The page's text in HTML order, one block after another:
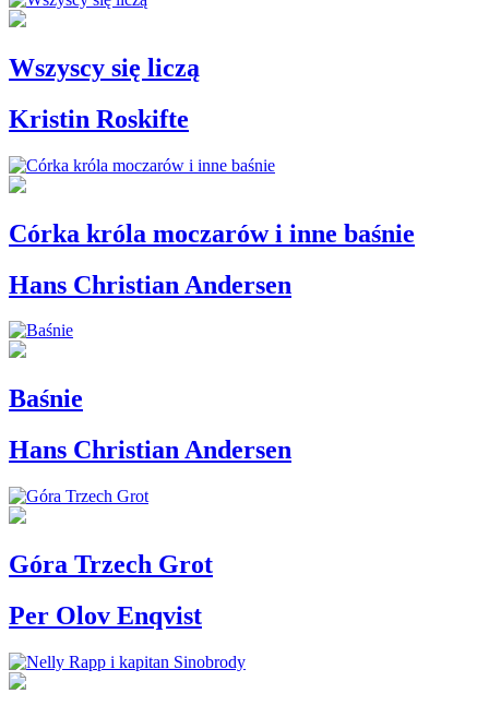
Wszyscy się liczą
Kristin Roskifte
Córka króla moczarów i inne baśnie
Hans Christian Andersen
Baśnie
Hans Christian Andersen
Góra Trzech Grot
Per Olov Enqvist